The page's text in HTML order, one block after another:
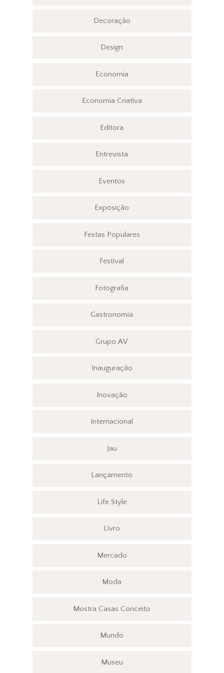
Decoração
Design
Economia
Economia Criativa
Editora
Entrevista
Eventos
Exposição
Festas Populares
Festival
Fotografia
Gastronomia
Grupo AV
Inauguração
Inovação
Internacional
Jau
Lançamento
Life Style
Livro
Mercado
Moda
Mostra Casas Conceito
Mundo
Museu